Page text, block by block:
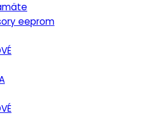
eeprom